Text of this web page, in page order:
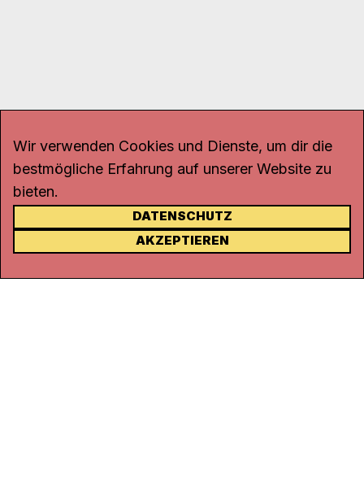
KONTAKT
Rohrerstrasse 20
Wir verwenden Cookies und Dienste, um dir die
bestmögliche Erfahrung auf unserer Website zu
bieten.
DATENSCHUTZ
AKZEPTIEREN